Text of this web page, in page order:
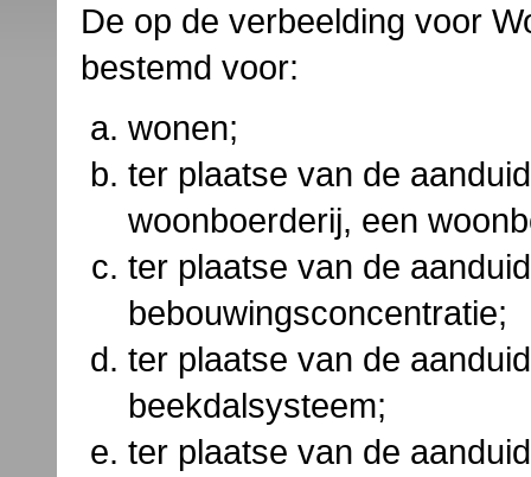
De op de verbeelding voor
bestemd voor:
wonen;
ter plaatse van de
woonboerderij, een
ter plaatse van de
bebouwingsconcentratie;
ter plaatse van de
beekdalsysteem;
ter plaatse van de